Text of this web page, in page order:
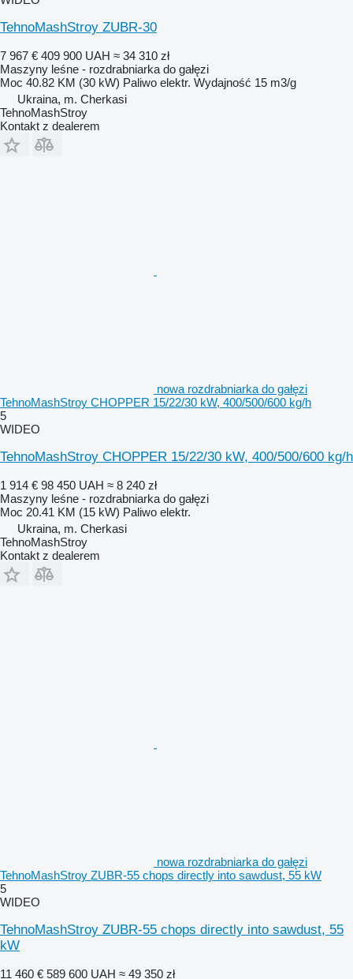
TehnoMashStroy ZUBR-30
7 967 € 409 900 UAH ≈ 34 310 zł
Maszyny leśne - rozdrabniarka do gałęzi
Moc 40.82 KM (30 kW) Paliwo elektr. Wydajność 15 m3/g
Ukraina, m. Cherkasi
TehnoMashStroy
Kontakt z dealerem
nowa rozdrabniarka do gałęzi
TehnoMashStroy CHOPPER 15/22/30 kW, 400/500/600 kg/h
5
WIDEO
TehnoMashStroy CHOPPER 15/22/30 kW, 400/500/600 kg/h
1 914 € 98 450 UAH ≈ 8 240 zł
Maszyny leśne - rozdrabniarka do gałęzi
Moc 20.41 KM (15 kW) Paliwo elektr.
Ukraina, m. Cherkasi
TehnoMashStroy
Kontakt z dealerem
nowa rozdrabniarka do gałęzi
TehnoMashStroy ZUBR-55 chops directly into sawdust, 55 kW
5
WIDEO
TehnoMashStroy ZUBR-55 chops directly into sawdust, 55
kW
11 460 € 589 600 UAH ≈ 49 350 zł